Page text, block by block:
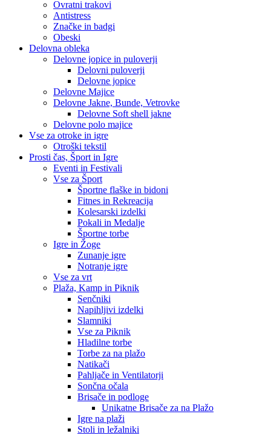
Ovratni trakovi
Antistress
Značke in badgi
Obeski
Delovna obleka
Delovne jopice in puloverji
Delovni puloverji
Delovne jopice
Delovne Majice
Delovne Jakne, Bunde, Vetrovke
Delovne Soft shell jakne
Delovne polo majice
Vse za otroke in igre
Otroški tekstil
Prosti čas, Šport in Igre
Eventi in Festivali
Vse za Šport
Športne flaške in bidoni
Fitnes in Rekreacija
Kolesarski izdelki
Pokali in Medalje
Športne torbe
Igre in Žoge
Zunanje igre
Notranje igre
Vse za vrt
Plaža, Kamp in Piknik
Senčniki
Napihljivi izdelki
Slamniki
Vse za Piknik
Hladilne torbe
Torbe za na plažo
Natikači
Pahljače in Ventilatorji
Sončna očala
Brisače in podloge
Unikatne Brisače za na Plažo
Igre na plaži
Stoli in ležalniki